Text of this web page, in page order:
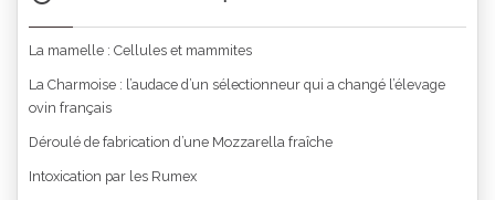
La mamelle : Cellules et mammites
La Charmoise : l’audace d’un sélectionneur qui a changé l’élevage
ovin français
Déroulé de fabrication d’une Mozzarella fraîche
Intoxication par les Rumex